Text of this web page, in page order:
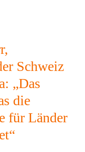
Schweiz
„Das
die
für Länder